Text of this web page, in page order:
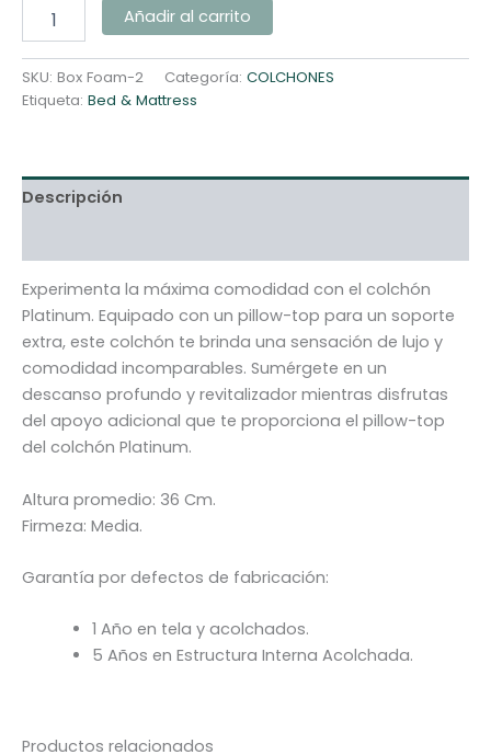
Añadir al carrito
SKU: Box Foam-2 Categoría: COLCHONES
Etiqueta: Bed & Mattress
Descripción
Experimenta la máxima comodidad con el colchón
Platinum. Equipado con un pillow-top para un soporte
extra, este colchón te brinda una sensación de lujo y
comodidad incomparables. Sumérgete en un
descanso profundo y revitalizador mientras disfrutas
del apoyo adicional que te proporciona el pillow-top
del colchón Platinum.
Altura promedio: 36 Cm.
Firmeza: Media.
Garantía por defectos de fabricación:
1 Año en tela y acolchados.
5 Años en Estructura Interna Acolchada.
Productos relacionados